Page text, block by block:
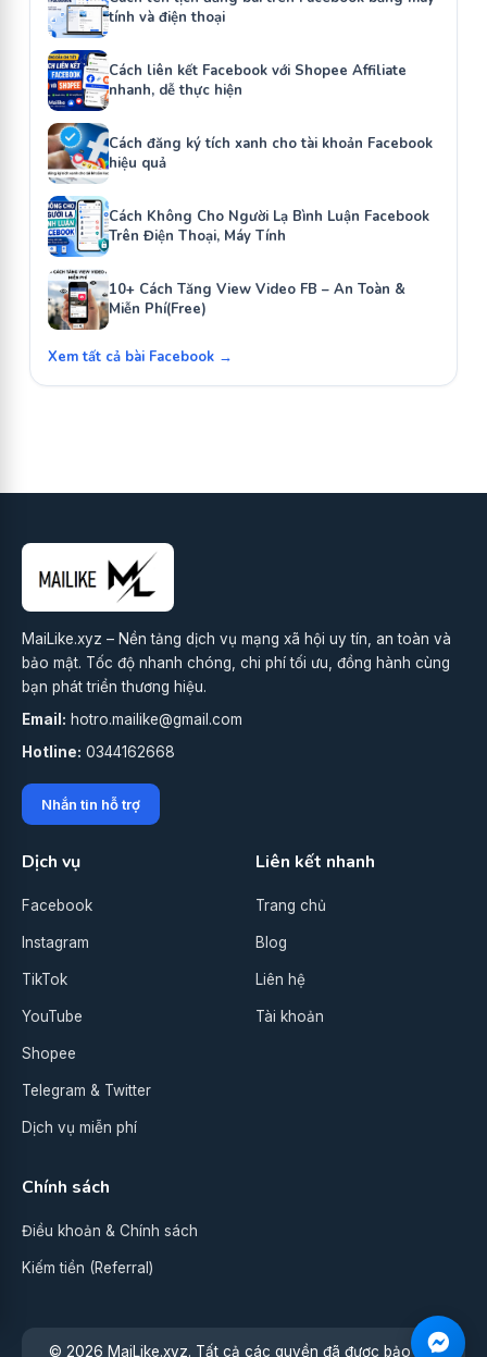
tính và điện thoại
Cách liên kết Facebook với Shopee Affiliate
nhanh, dễ thực hiện
Cách đăng ký tích xanh cho tài khoản Facebook
hiệu quả
Cách Không Cho Người Lạ Bình Luận Facebook
Trên Điện Thoại, Máy Tính
10+ Cách Tăng View Video FB – An Toàn &
Miễn Phí(Free)
Xem tất cả bài Facebook →
MaiLike.xyz – Nền tảng dịch vụ mạng xã hội uy tín, an toàn và
bảo mật. Tốc độ nhanh chóng, chi phí tối ưu, đồng hành cùng
bạn phát triển thương hiệu.
Email: hotro.mailike@gmail.com
Hotline: 0344162668
Nhắn tin hỗ trợ
Dịch vụ
Facebook
Instagram
TikTok
YouTube
Shopee
Telegram & Twitter
Dịch vụ miễn phí
Liên kết nhanh
Trang chủ
Blog
Liên hệ
Tài khoản
Chính sách
Điều khoản & Chính sách
Kiếm tiền (Referral)
© 2026 MaiLike.xyz. Tất cả các quyền đã được bảo lưu.